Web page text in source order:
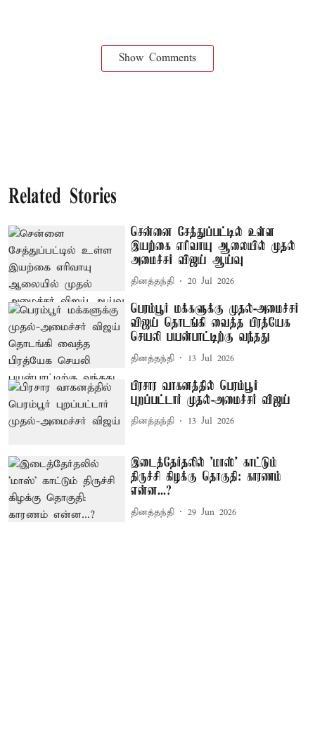
Show Comments
Related Stories
சென்னை சேத்துப்பட்டில் உள்ள
இயற்கை எரிவாயு ஆலையில் முதல்
அமைச்சர் விஜய் ஆய்வு
தினத்தந்தி 20 Jul 2026
பெரம்பூர் மக்களுக்கு முதல்-அமைச்சர்
விஜய் தொடங்கி வைத்த பிரத்யேக
செயலி பயன்பாட்டிற்கு வந்தது
தினத்தந்தி 13 Jul 2026
பிரசார வாகனத்தில் பெரம்பூர்
புறப்பட்டார் முதல்-அமைச்சர் விஜய்
தினத்தந்தி 13 Jul 2026
இடைத்தேர்தலில் 'மாஸ்' காட்டும்
திருச்சி கிழக்கு தொகுதி: காரணம்
என்ன...?
தினத்தந்தி 29 Jun 2026